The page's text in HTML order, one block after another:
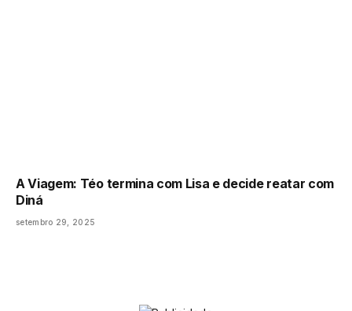
A Viagem: Téo termina com Lisa e decide reatar com
Diná
setembro 29, 2025